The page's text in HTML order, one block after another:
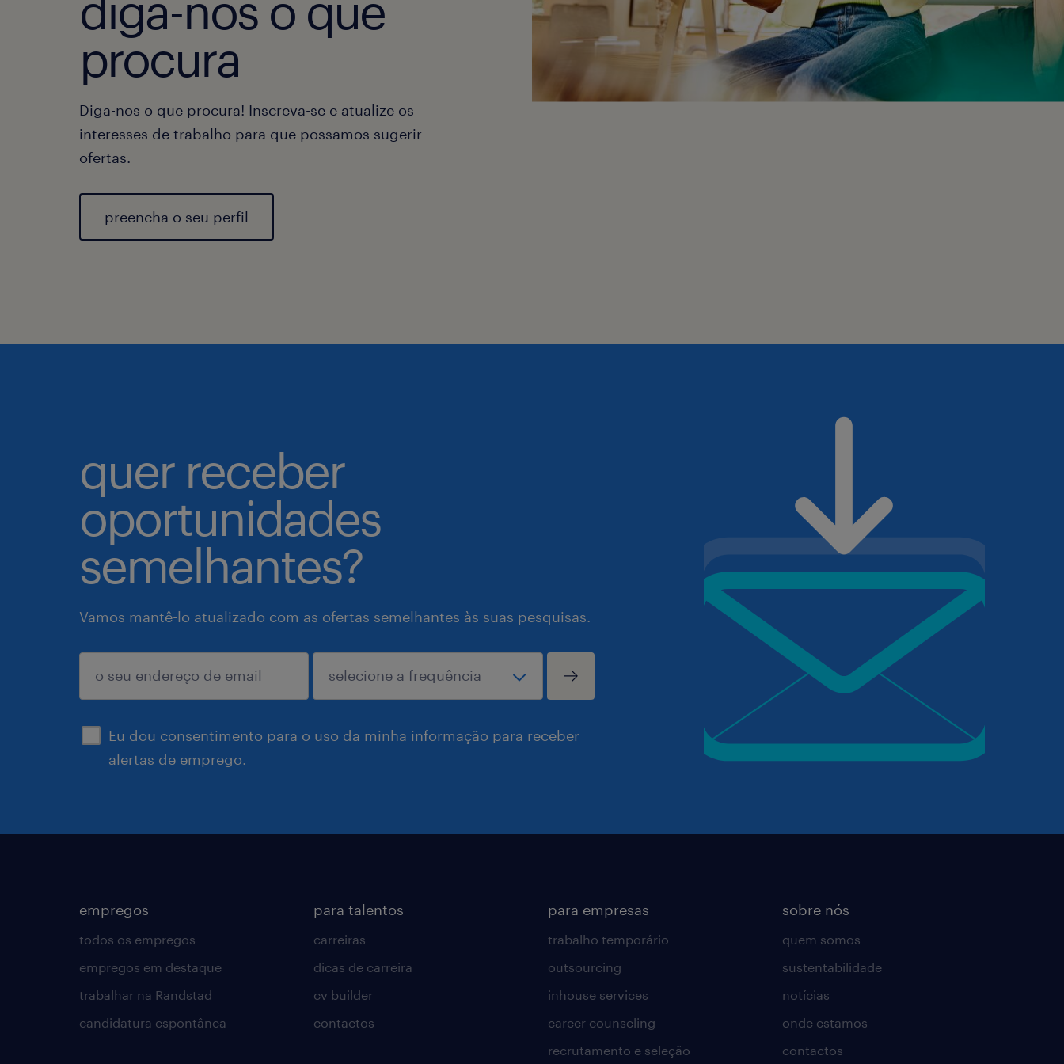
procura
Diga-nos o que procura! Inscreva-se e atualize os
interesses de trabalho para que possamos sugerir
ofertas.
preencha o seu perfil
quer receber
oportunidades
semelhantes?
Vamos mantê-lo atualizado com as ofertas semelhantes às suas pesquisas.
Eu dou consentimento para o uso da minha informação para receber
alertas de emprego.
enviar
empregos
todos os empregos
empregos em destaque
trabalhar na Randstad
candidatura espontânea
para talentos
carreiras
dicas de carreira
cv builder
contactos
para empresas
trabalho temporário
outsourcing
inhouse services
career counseling
recrutamento e seleção
sobre nós
quem somos
sustentabilidade
notícias
onde estamos
contactos